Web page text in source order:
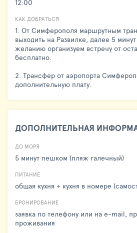
12:00
КАК ДОБРАТЬСЯ
1. От Симферополя маршрутным
выходить на Развилке, далее 5
желанию организуем встречу от
бесплатно.
2. Трансфер от аэропорта
дополнительную плату.
ДОПОЛНИТЕЛЬНАЯ
ДО МОРЯ
5 минут пешком (пляж галечный)
ПИТАНИЕ
общая кухня + кухня в номере
БРОНИРОВАНИЕ
заявка по телефону или на e-mail,
проживания